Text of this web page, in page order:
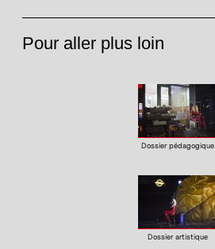
Pour aller plus loin
Dossier pédagogique
Dossier artistique